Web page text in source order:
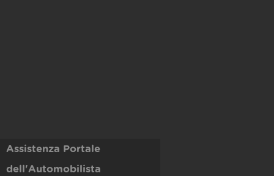
Assistenza Portale
dell'Automobilista